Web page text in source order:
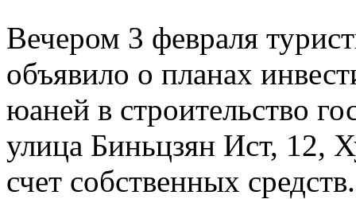
Вечером 3 февраля
объявило о планах
юаней в строительство
улица Биньцзян Ист, 12,
счет собственных средств.